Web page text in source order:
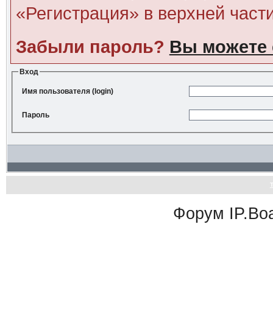
«Регистрация» в верхней
Забыли пароль? Вы можете
Вход
Имя пользователя (login)
Пароль
Форум